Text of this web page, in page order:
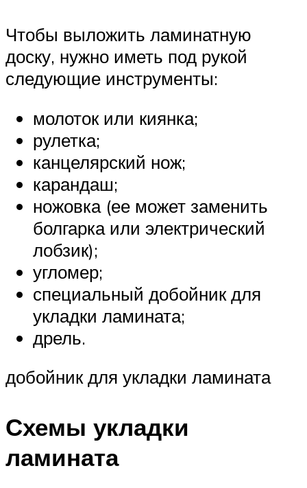
Чтобы выложить ламинатную
доску, нужно иметь под рукой
следующие инструменты:
молоток или киянка;
рулетка;
канцелярский нож;
карандаш;
ножовка (ее может заменить
болгарка или электрический
лобзик);
угломер;
специальный добойник для
укладки ламината;
дрель.
добойник для укладки ламината
Схемы укладки
ламината